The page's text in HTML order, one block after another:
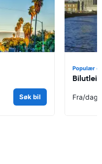
Søk bil
Populær
Fra/dag